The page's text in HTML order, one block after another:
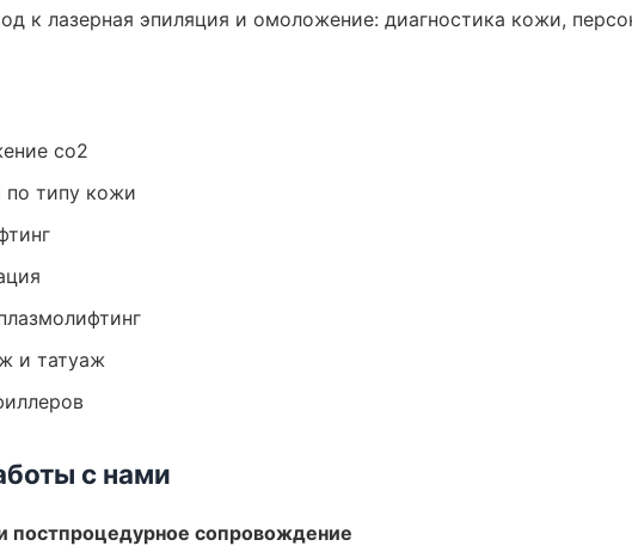
к лазерная эпиляция и омоложение: диагностика кожи,
co2
типу кожи
и татуаж
с нами
и постпроцедурное сопровождение